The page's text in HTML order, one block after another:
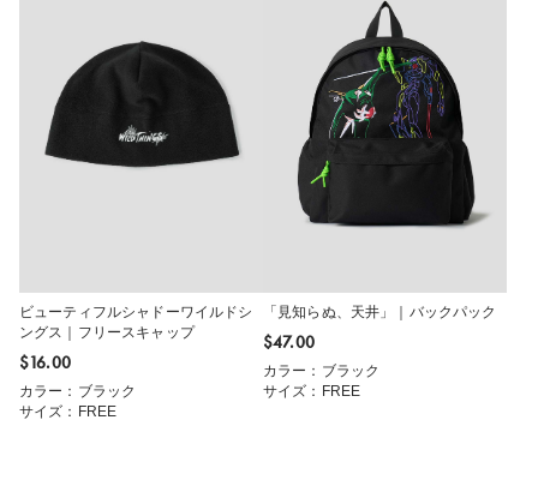
ビューティフルシャドーワイルドシ
ングス｜フリースキャップ
$‌16.00
カラー：ブラック
サイズ：FREE
「見知らぬ、天井」｜バックパック
$‌47.00
カラー：ブラック
サイズ：FREE